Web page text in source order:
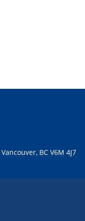
BC V6M 4J7